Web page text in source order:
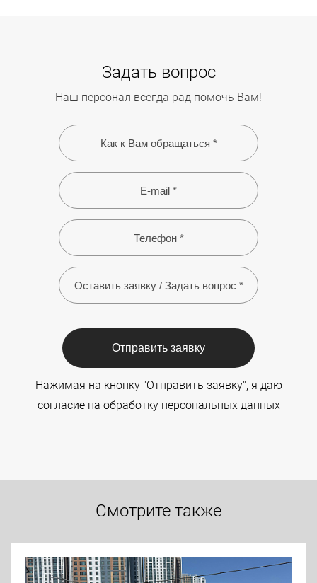
Задать вопрос
Наш персонал всегда рад помочь Вам!
Отправить заявку
Нажимая на кнопку "Отправить заявку", я даю
согласие на обработку персональных данных
Смотрите также